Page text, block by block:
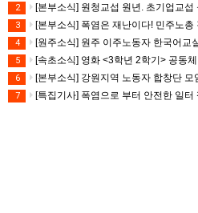
2 [본부소식] 원청교섭 원년. 초기업교
3 [본부소식] 폭염은 재난이다! 민주노
4 [원주소식] 원주 이주노동자 한국어교
5 [속초소식] 영화 <3학년 2학기> 공동체
6 [본부소식] 강원지역 노동자 합창단 모
7 [특집기사] 폭염으로 부터 안전한 일터